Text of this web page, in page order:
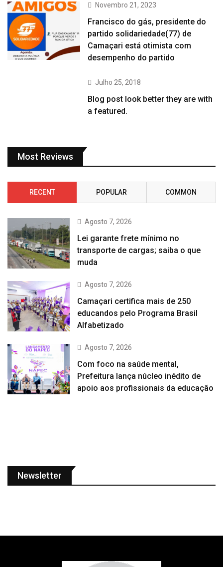
Novembro 21, 2023
Francisco do gás, presidente do
partido solidariedade(77) de
Camaçari está otimista com
desempenho do partido
Julho 25, 2018
Blog post look better they are with
a featured.
Most Reviews
RECENT POPULAR COMMON
Agosto 7, 2026
Lei garante frete mínimo no
transporte de cargas; saiba o que
muda
Agosto 7, 2026
Camaçari certifica mais de 250
educandos pelo Programa Brasil
Alfabetizado
Agosto 7, 2026
Com foco na saúde mental,
Prefeitura lança núcleo inédito de
apoio aos profissionais da educação
Newsletter